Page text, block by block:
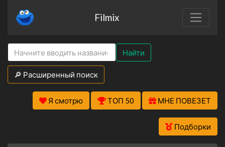
Filmix
Найти
🔎 Расширенный поиск
Я смотрю ТОП 50 МНЕ ПОВЕЗЕТ
Подборки